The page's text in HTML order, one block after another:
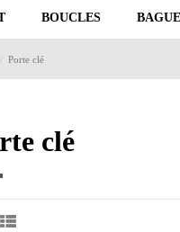
BOUCLES BAGUE
Porte clé
clé